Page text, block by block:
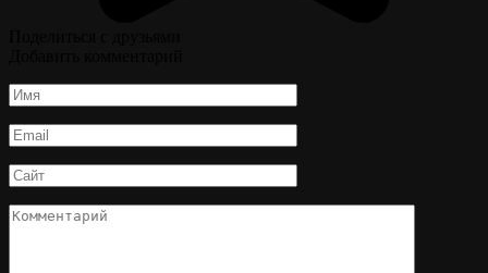
Имя
*
Email
*
Сайт
Комментарий